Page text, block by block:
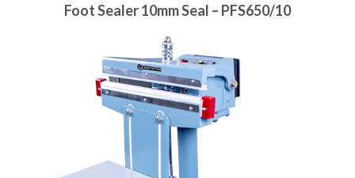
Foot Sealer 10mm Seal – PFS650/10